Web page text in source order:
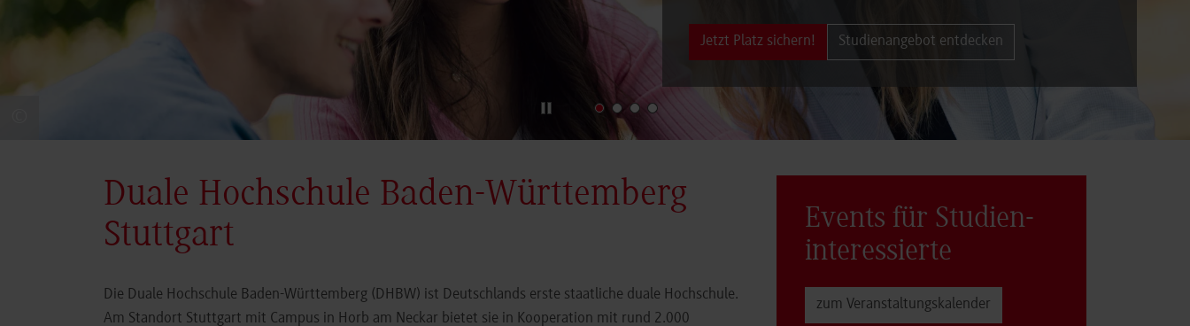
Jetzt Platz sichern! Studienangebot entdecken
Duale Hochschule Baden-Württemberg
Stuttgart
Die Duale Hochschule Baden-Württemberg (DHBW) ist Deutschlands erste staatliche duale Hochschule.
Am Standort Stuttgart mit Campus in Horb am Neckar bietet sie in Kooperation mit rund 2.000
Events für Studien­
interessierte
zum Veranstaltungs­kalender